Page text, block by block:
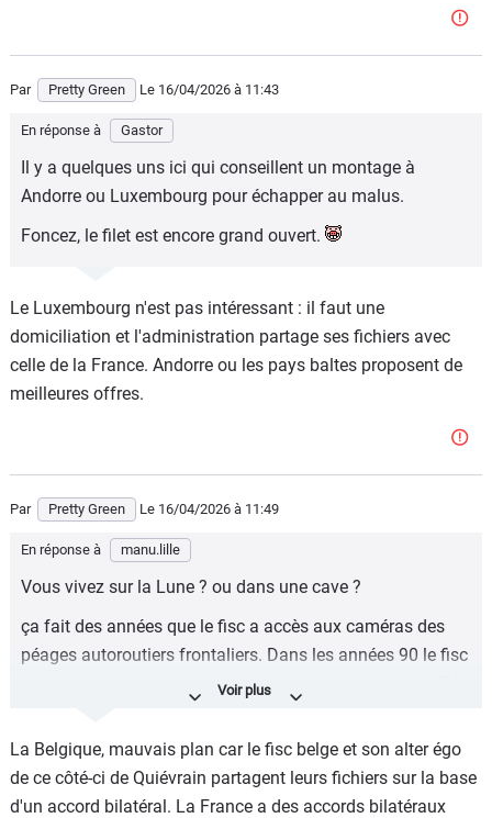
Par Pretty Green Le 16/04/2026 à 11:43
En réponse à Gastor
Il y a quelques uns ici qui conseillent un montage à
Andorre ou Luxembourg pour échapper au malus.
Foncez, le filet est encore grand ouvert.
Le Luxembourg n'est pas intéressant : il faut une
domiciliation et l'administration partage ses fichiers avec
celle de la France. Andorre ou les pays baltes proposent de
meilleures offres.
Par Pretty Green Le 16/04/2026 à 11:49
En réponse à manu.lille
Vous vivez sur la Lune ? ou dans une cave ?
ça fait des années que le fisc a accès aux caméras des
péages autoroutiers frontaliers. Dans les années 90 le fisc
avait patiemment retracé les trajets de français domiciliés
autoroutières et les lecteurs de CB des péages. Puis le fisc
avait redressé tous ceux qui vivaient plus à Paris qu'à
Bruxelles.
La Belgique, mauvais plan car le fisc belge et son alter égo
de ce côté-ci de Quiévrain partagent leurs fichiers sur la base
d'un accord bilatéral. La France a des accords bilatéraux